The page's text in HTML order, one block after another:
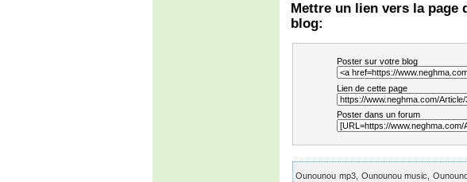
Mettre un lien vers la page
blog:
Poster sur votre blog
Lien de cette page
Poster dans un forum
Ounounou mp3, Ounounou music,